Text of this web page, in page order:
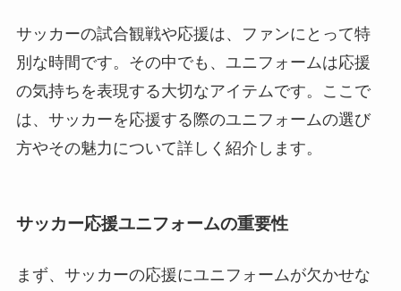
サッカーの試合観戦や応援は、ファンにとって特
別な時間です。その中でも、ユニフォームは応援
の気持ちを表現する大切なアイテムです。ここで
は、サッカーを応援する際のユニフォームの選び
方やその魅力について詳しく紹介します。
サッカー応援ユニフォームの重要性
まず、サッカーの応援にユニフォームが欠かせな